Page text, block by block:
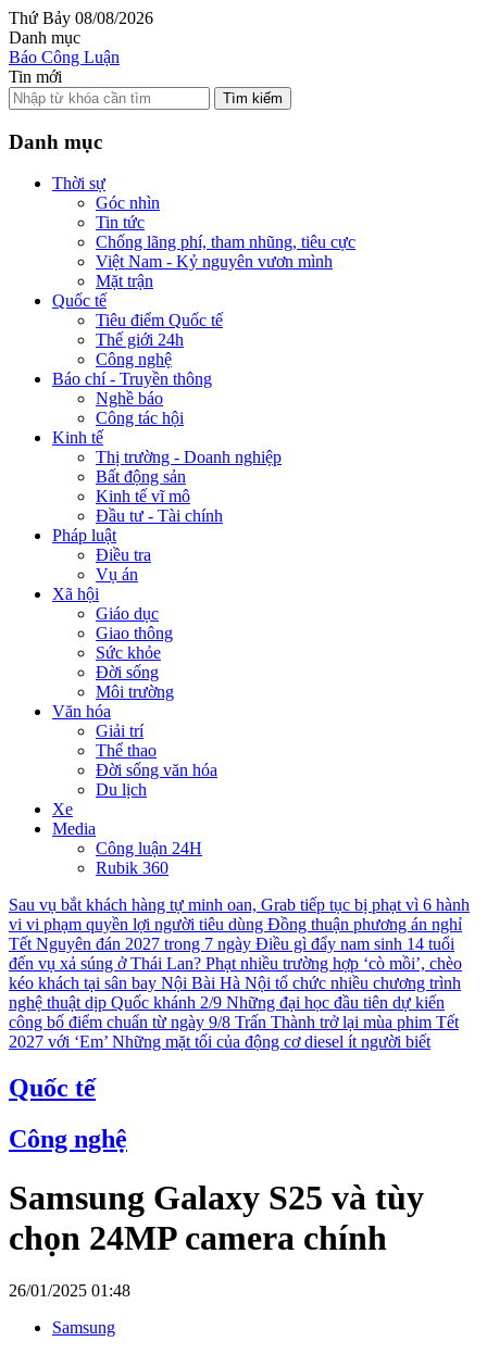
Thứ Bảy 08/08/2026
Danh mục
Báo Công Luận
Tin mới
Tìm kiếm
Danh mục
Thời sự
Góc nhìn
Tin tức
Chống lãng phí, tham nhũng, tiêu cực
Việt Nam - Kỷ nguyên vươn mình
Mặt trận
Quốc tế
Tiêu điểm Quốc tế
Thế giới 24h
Công nghệ
Báo chí - Truyền thông
Nghề báo
Công tác hội
Kinh tế
Thị trường - Doanh nghiệp
Bất động sản
Kinh tế vĩ mô
Đầu tư - Tài chính
Pháp luật
Điều tra
Vụ án
Xã hội
Giáo dục
Giao thông
Sức khỏe
Đời sống
Môi trường
Văn hóa
Giải trí
Thể thao
Đời sống văn hóa
Du lịch
Xe
Media
Công luận 24H
Rubik 360
Sau vụ bắt khách hàng tự minh oan, Grab tiếp tục bị phạt vì 6 hành
vi vi phạm quyền lợi người tiêu dùng Đồng thuận phương án nghỉ
Tết Nguyên đán 2027 trong 7 ngày Điều gì đẩy nam sinh 14 tuổi
đến vụ xả súng ở Thái Lan? Phạt nhiều trường hợp ‘cò mồi’, chèo
kéo khách tại sân bay Nội Bài Hà Nội tổ chức nhiều chương trình
nghệ thuật dịp Quốc khánh 2/9 Những đại học đầu tiên dự kiến
công bố điểm chuẩn từ ngày 9/8 Trấn Thành trở lại mùa phim Tết
2027 với ‘Em’ Những mặt tối của động cơ diesel ít người biết
Quốc tế
Công nghệ
Samsung Galaxy S25 và tùy
chọn 24MP camera chính
26/01/2025 01:48
Samsung